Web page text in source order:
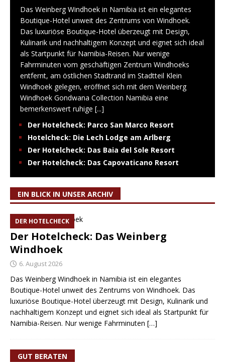
Das Weinberg Windhoek in Namibia ist ein elegantes
Boutique-Hotel unweit des Zentrums von Windhoek.
Das luxuriöse Boutique-Hotel überzeugt mit Design,
Kulinarik und nachhaltigem Konzept und eignet sich ideal
als Startpunkt für Namibia-Reisen. Nur wenige
Fahrminuten vom geschäftigen Zentrum Windhoeks
entfernt, am östlichen Stadtrand im Stadtteil Klein
Windhoek gelegen, eröffnet sich mit dem Weinberg
Windhoek Gondwana Collection Namibia eine
bemerkenswert ruhige [...]
Der Hotelcheck: Parco San Marco Resort
Hotelcheck: Die Lech Lodge am Arlberg
Der Hotelcheck: Das Baia del Sole Resort
Der Hotelcheck: Das Capovaticano Resort
EIN BLICK IN UNSER ARCHIV
DER HOTELCHECK
Der Hotelcheck: Das Weinberg
Windhoek
6. August 2026
Das Weinberg Windhoek in Namibia ist ein elegantes
Boutique-Hotel unweit des Zentrums von Windhoek. Das
luxuriöse Boutique-Hotel überzeugt mit Design, Kulinarik und
nachhaltigem Konzept und eignet sich ideal als Startpunkt für
Namibia-Reisen. Nur wenige Fahrminuten […]
GUT BERATEN